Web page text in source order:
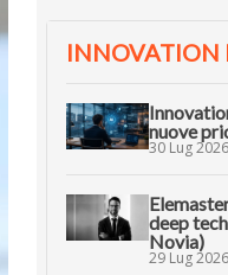
INNOVATION
nuove
30 Lug 2026
deep
Novia)
29 Lug 2026